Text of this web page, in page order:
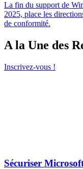
La fin du support de
2025, place les
de conformité.
A la Une des
Inscrivez-vous !
Sécuriser